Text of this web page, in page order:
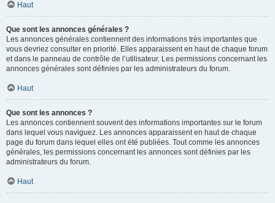
Haut
Que sont les annonces générales ?
Les annonces générales contiennent des informations très importantes que
vous devriez consulter en priorité. Elles apparaissent en haut de chaque forum
et dans le panneau de contrôle de l’utilisateur. Les permissions concernant les
annonces générales sont définies par les administrateurs du forum.
Haut
Que sont les annonces ?
Les annonces contiennent souvent des informations importantes sur le forum
dans lequel vous naviguez. Les annonces apparaissent en haut de chaque
page du forum dans lequel elles ont été publiées. Tout comme les annonces
générales, les permissions concernant les annonces sont définies par les
administrateurs du forum.
Haut